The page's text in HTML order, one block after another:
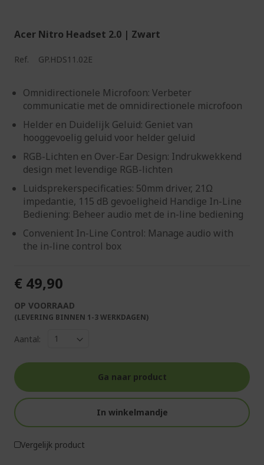
Acer Nitro Headset 2.0 | Zwart
Ref. GP.HDS11.02E
Omnidirectionele Microfoon: Verbeter
communicatie met de omnidirectionele microfoon
Helder en Duidelijk Geluid: Geniet van
hooggevoelig geluid voor helder geluid
RGB-Lichten en Over-Ear Design: Indrukwekkend
design met levendige RGB-lichten
Luidsprekerspecificaties: 50mm driver, 21Ω
impedantie, 115 dB gevoeligheid Handige In-Line
Bediening: Beheer audio met de in-line bediening
Convenient In-Line Control: Manage audio with
the in-line control box
€ 49,90
OP VOORRAAD
(LEVERING BINNEN 1-3 WERKDAGEN)
Aantal:
Ga naar product
In winkelmandje
Vergelijk product